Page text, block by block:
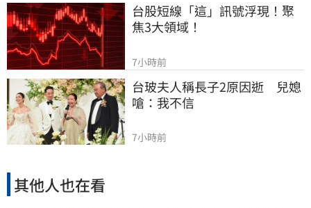
台股短線「這」訊號浮現！聚
焦3大領域！
7小時前
台玻夫人稱長子2原因逝　兒媳
嗆：我不信
7小時前
其他人也在看